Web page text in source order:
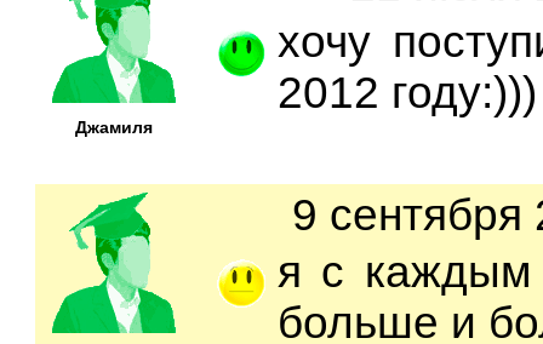
Джамиля
хочу
2012 году:)))
9 сентября
я с каждым
больше и